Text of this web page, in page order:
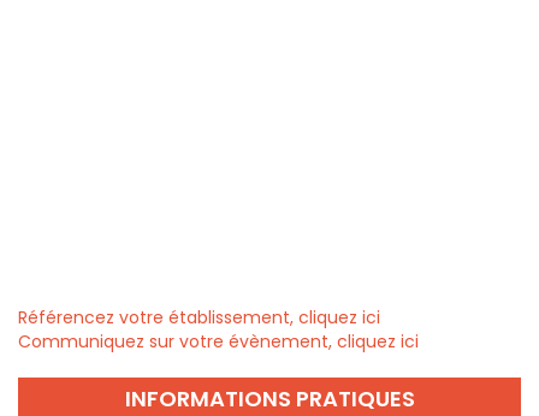
Référencez votre établissement, cliquez ici
Communiquez sur votre évènement, cliquez ici
INFORMATIONS PRATIQUES